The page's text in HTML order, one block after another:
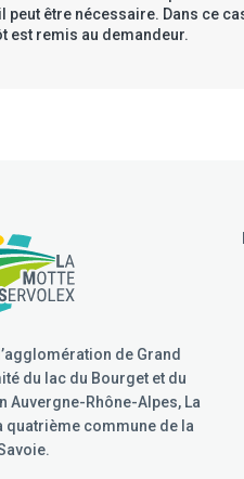
peut être nécessaire. Dans ce
est remis au demandeur.
de Grand
du lac du Bourget et du
Auvergne-Rhône-Alpes, La
quatrième commune de la